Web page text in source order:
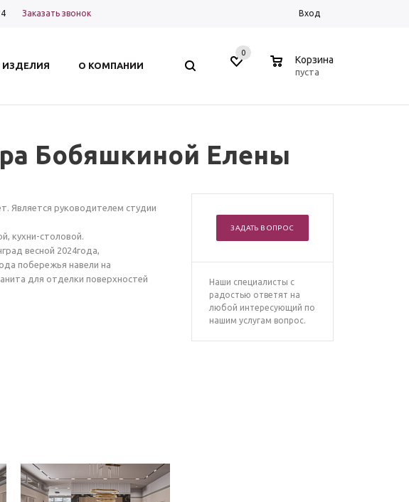
Заказать звонок Вход
ИЗДЕЛИЯ О КОМПАНИИ
0
Корзина
пуста
Бобяшкиной Елены
ЗАДАТЬ ВОПРОС
Наши специалисты с
радостью ответят на
любой интересующий по
нашим услугам вопрос.
Является руководителем студии
кухни-столовой.
весной 2024года,
побережья навели на
для отделки поверхностей